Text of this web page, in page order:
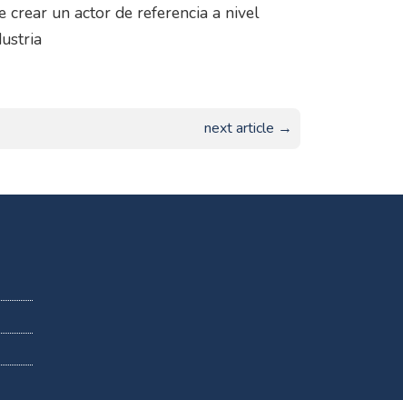
crear un actor de referencia a nivel
next article →